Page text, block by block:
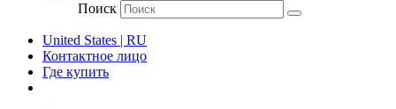
Поиск
United States | RU
Контактное лицо
Где купить